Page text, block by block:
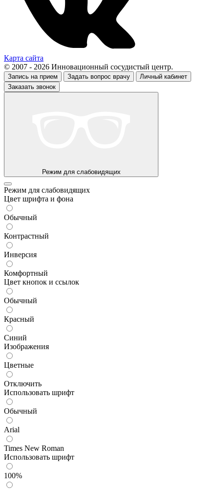
Карта сайта
© 2007 - 2026 Инновационный сосудистый центр.
Запись на прием Задать вопрос врачу
Личный кабинет
Заказать звонок
Режим для слабовидящих
Режим для слабовидящих
Цвет шрифта и фона
Обычный
Контрастный
Инверсия
Комфортный
Цвет кнопок и ссылок
Обычный
Красный
Синий
Изображения
Цветные
Отключить
Использовать шрифт
Обычный
Arial
Times New Roman
Использовать шрифт
100%